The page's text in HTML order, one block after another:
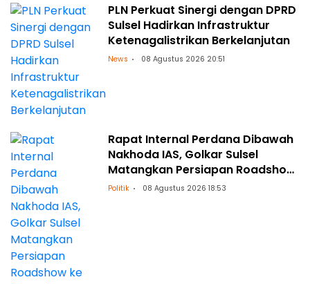
PLN Perkuat Sinergi dengan DPRD
Sulsel Hadirkan Infrastruktur
Ketenagalistrikan Berkelanjutan
News 08 Agustus 2026 20:51
Rapat Internal Perdana Dibawah
Nakhoda IAS, Golkar Sulsel
Matangkan Persiapan Roadshow
ke Daerah
Politik 08 Agustus 2026 18:53